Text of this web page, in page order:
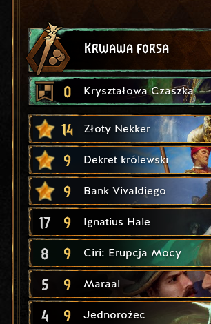
Krwawa forsa
0 Kryształowa Czaszka
14 Złoty Nekker
9 Dekret królewski
9 Bank Vivaldiego
17 9 Ignatius Hale
8 9 Ciri: Erupcja Mocy
5 9 Maraal
4 9 Jednorożec